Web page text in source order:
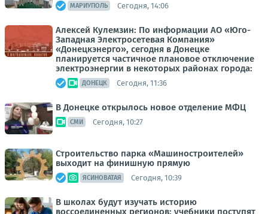
МАРИУПОЛЬ Сегодня, 14:06
Алексей Кулемзин: По информации АО «Юго-
Западная Электросетевая Компания»
«Донецкэнерго», сегодня в Донецке
планируется частичное плановое отключение
электроэнергии в некоторых районах города:
ДОНЕЦК Сегодня, 11:36
В Донецке открылось новое отделение МФЦ
СМИ Сегодня, 10:27
Строительство парка «Машиностроителей»
выходит на финишную прямую
ЯСИНОВАТАЯ Сегодня, 10:39
В школах будут изучать историю
воссоединенных регионов: учебники поступят